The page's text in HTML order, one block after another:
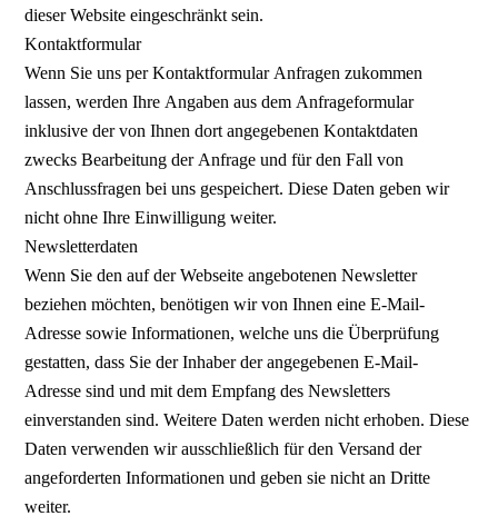
dieser Website eingeschränkt sein.
Kontaktformular
Wenn Sie uns per Kontaktformular Anfragen zukommen
lassen, werden Ihre Angaben aus dem Anfrageformular
inklusive der von Ihnen dort angegebenen Kontaktdaten
zwecks Bearbeitung der Anfrage und für den Fall von
Anschlussfragen bei uns gespeichert. Diese Daten geben wir
nicht ohne Ihre Einwilligung weiter.
Newsletterdaten
Wenn Sie den auf der Webseite angebotenen Newsletter
beziehen möchten, benötigen wir von Ihnen eine E-Mail-
Adresse sowie Informationen, welche uns die Überprüfung
gestatten, dass Sie der Inhaber der angegebenen E-Mail-
Adresse sind und mit dem Empfang des Newsletters
einverstanden sind. Weitere Daten werden nicht erhoben. Diese
Daten verwenden wir ausschließlich für den Versand der
angeforderten Informationen und geben sie nicht an Dritte
weiter.